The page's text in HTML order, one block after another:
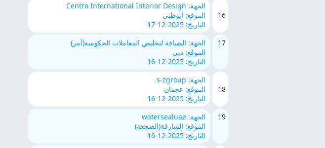
16
الجهة: Centro International Interior Design
الموقع: أبوظبي
التاريخ: 2025-12-17
17
الجهة: الضيافة لتخليص المعاملات الحكومية(آمر)
الموقع: دبي
التاريخ: 2025-12-16
18
الجهة: s-zgroup
الموقع: عجمان
التاريخ: 2025-12-16
19
الجهة: watersealuae
الموقع: الشارقة(الصجعة)
التاريخ: 2025-12-16